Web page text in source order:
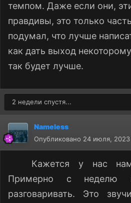
темпом. Даже если они,
правдивы, это только
подумал, что лучше
как дать выход
так будет лучше.
2 недели спустя...
Nameless
Опубликовано 24 июля, 2023
Кажется у нас
Примерно с неделю
разговаривать. Это